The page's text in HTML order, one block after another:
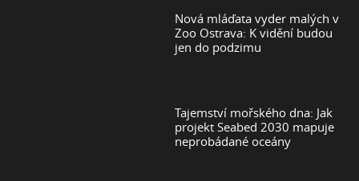
Nová mláďata vyder malých v
Zoo Ostrava: K vidění budou
jen do podzimu
Tajemství mořského dna: Jak
projekt Seabed 2030 mapuje
neprobádané oceány